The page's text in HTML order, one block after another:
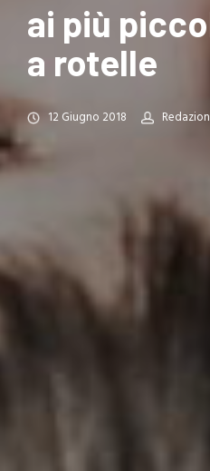
ai più
a rotelle
12 Giugno 2018